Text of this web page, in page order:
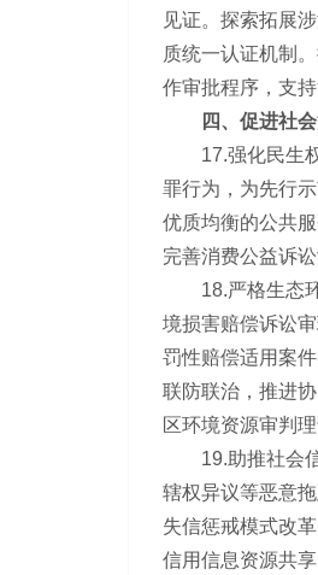
见证。探索拓展
质统一认证机制
作审批程序，支
四、促进社会
17.强化民生权
罪行为，为先行
优质均衡的公共
完善消费公益诉
18.严格生态环
境损害赔偿诉讼
罚性赔偿适用案
联防联治，推进
区环境资源审判
19.助推社会信
辖权异议等恶意
失信惩戒模式改
信用信息资源共